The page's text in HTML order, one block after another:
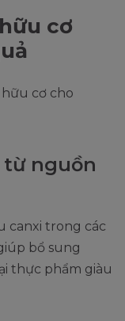
cơ
hữu cơ cho
từ nguồn
canxi trong các
bổ sung
thực phẩm giàu